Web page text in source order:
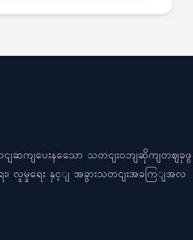
တငျဆကျပေးနသေော သတငျးဝဘျဆိုကျတဈခုဖွ
ရေး၊ လူမှုရေး နှင့ျ အခွားသတငျးအခကြျအလ